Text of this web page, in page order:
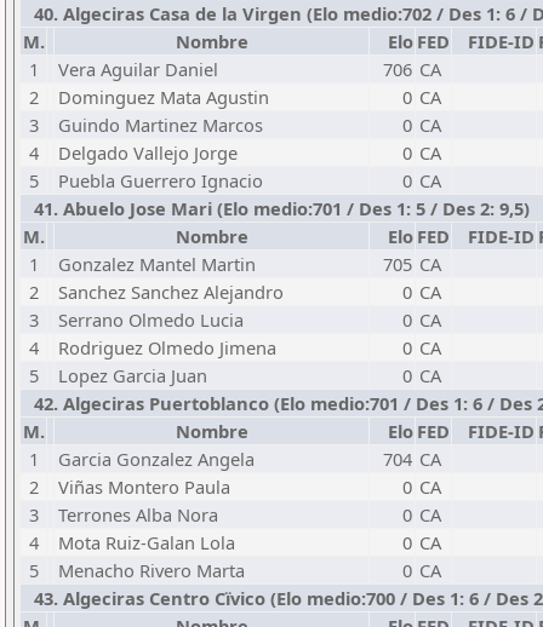
40. Algeciras Casa de la Virgen (Elo medio:702 / Des 1: 6 /
M.
Nombre Elo FED FIDE-ID
1
Vera Aguilar Daniel 706 CA
2
Dominguez Mata Agustin 0 CA
3
Guindo Martinez Marcos 0 CA
4
Delgado Vallejo Jorge 0 CA
5
Puebla Guerrero Ignacio 0 CA
41. Abuelo Jose Mari (Elo medio:701 / Des 1: 5 / Des 2: 9,5)
M.
Nombre Elo FED FIDE-ID
1
Gonzalez Mantel Martin 705 CA
2
Sanchez Sanchez Alejandro 0 CA
3
Serrano Olmedo Lucia 0 CA
4
Rodriguez Olmedo Jimena 0 CA
5
Lopez Garcia Juan 0 CA
42. Algeciras Puertoblanco (Elo medio:701 / Des 1: 6 / Des
M.
Nombre Elo FED FIDE-ID
1
Garcia Gonzalez Angela 704 CA
2
Viñas Montero Paula 0 CA
3
Terrones Alba Nora 0 CA
4
Mota Ruiz-Galan Lola 0 CA
5
Menacho Rivero Marta 0 CA
43. Algeciras Centro Cïvico (Elo medio:700 / Des 1: 6 / Des